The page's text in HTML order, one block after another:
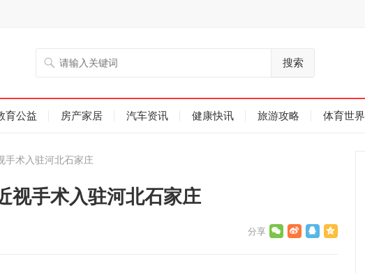
搜索
育公益 房产家居 汽车资讯 健康快讯 旅游攻略 体育世界
手术入驻河北石家庄
视手术入驻河北石家庄